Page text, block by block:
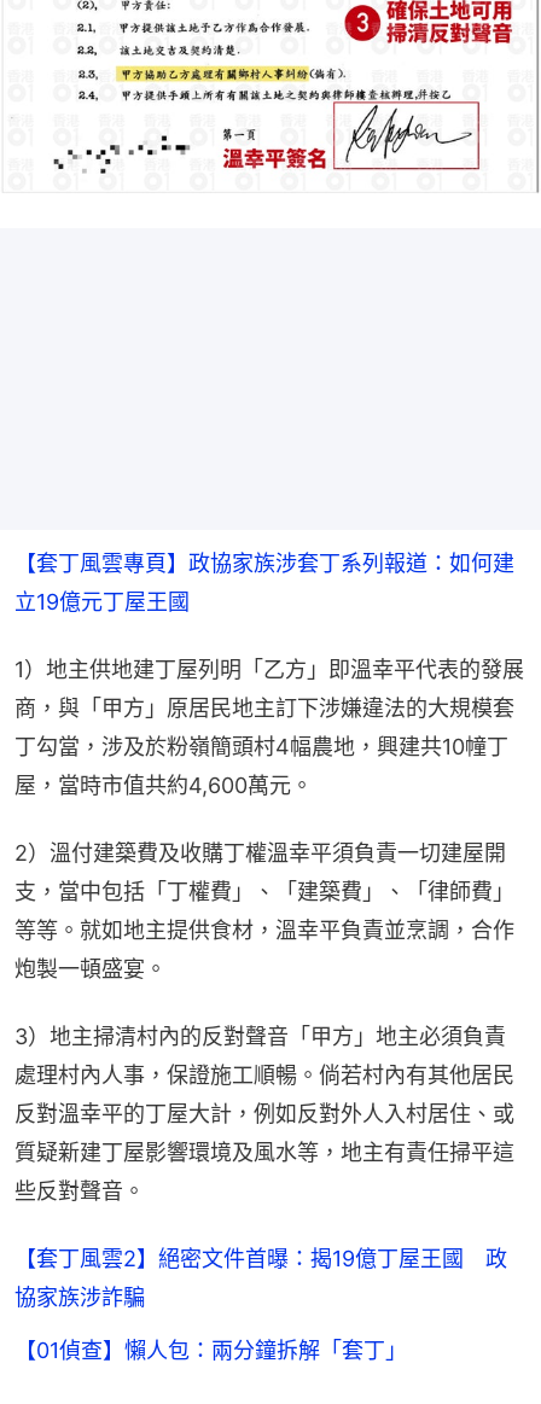
【套丁風雲專頁】政協家族涉套丁系列報道：如何建
立19億元丁屋王國
1）地主供地建丁屋列明「乙方」即溫幸平代表的發展
商，與「甲方」原居民地主訂下涉嫌違法的大規模套
丁勾當，涉及於粉嶺簡頭村4幅農地，興建共10幢丁
屋，當時市值共約4,600萬元。
2）溫付建築費及收購丁權溫幸平須負責一切建屋開
支，當中包括「丁權費」、「建築費」、「律師費」
等等。就如地主提供食材，溫幸平負責並烹調，合作
炮製一頓盛宴。
3）地主掃清村內的反對聲音「甲方」地主必須負責
處理村內人事，保證施工順暢。倘若村內有其他居民
反對溫幸平的丁屋大計，例如反對外人入村居住、或
質疑新建丁屋影響環境及風水等，地主有責任掃平這
些反對聲音。
【套丁風雲2】絕密文件首曝：揭19億丁屋王國 政
協家族涉詐騙
【01偵查】懶人包：兩分鐘拆解「套丁」